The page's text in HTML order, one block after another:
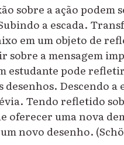
sobre a ação podem
a escada.
em um objeto de
a mensagem
estudante pode
Descendo a
Tendo refletido
uma nova
novo desenho.